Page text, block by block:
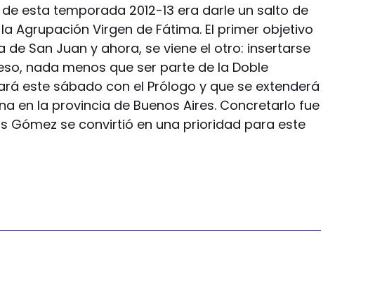
esta temporada 2012-13 era darle un salto de
Agrupación Virgen de Fátima. El primer objetivo
de San Juan y ahora, se viene el otro: insertarse
nada menos que ser parte de la Doble
este sábado con el Prólogo y que se extenderá
en la provincia de Buenos Aires. Concretarlo fue
Gómez se convirtió en una prioridad para este